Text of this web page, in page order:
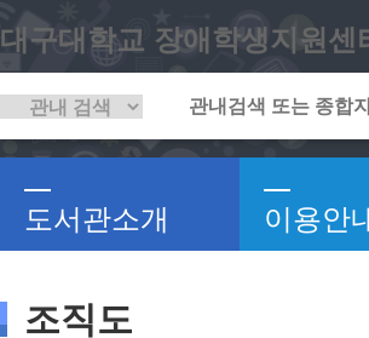
대구대학교 장애학생지원센
도서관소개 이용안
조직도